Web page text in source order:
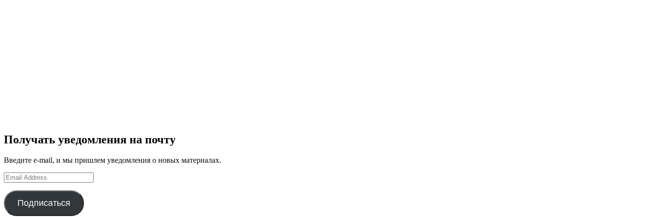
Получать уведомления на почту
Введите e-mail, и мы пришлем уведомления о новых материалах.
Email
Address
Подписаться